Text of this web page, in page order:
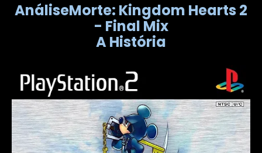
AnáliseMorte: Kingdom Hearts 2
- Final Mix
A História